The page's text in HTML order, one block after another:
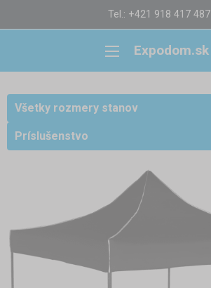
Tel.: +421 918 417 487
Expodom.sk
Všetky rozmery stanov
Príslušenstvo